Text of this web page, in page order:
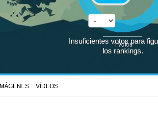
1votos
Insuficientes votos para
los rankings.
IMÁGENES VÍDEOS